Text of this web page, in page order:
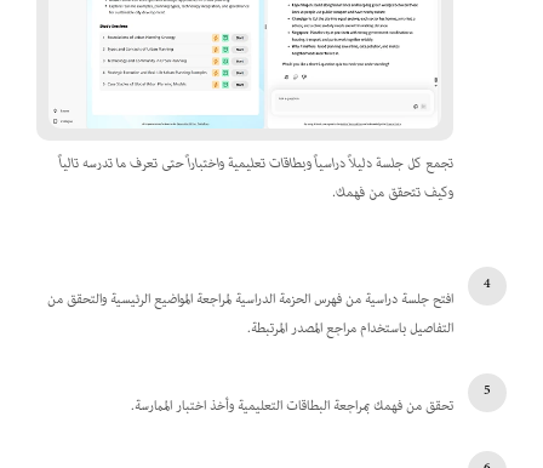
تجمع كل جلسة دليلاً دراسياً وبطاقات تعليمية واختباراً حتى تعرف ما تدرسه تالياً
وكيف تتحقق من فهمك.
افتح جلسة دراسية من فهرس الحزمة الدراسية لمراجعة المواضيع الرئيسية والتحقق من
التفاصيل باستخدام مراجع المصدر المرتبطة.
تحقق من فهمك بمراجعة البطاقات التعليمية وأخذ اختبار الممارسة.